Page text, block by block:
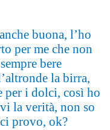
buona, l’ho
per me che non
bere
la birra,
per i dolci, così ho
la verità, non so
provo, ok?